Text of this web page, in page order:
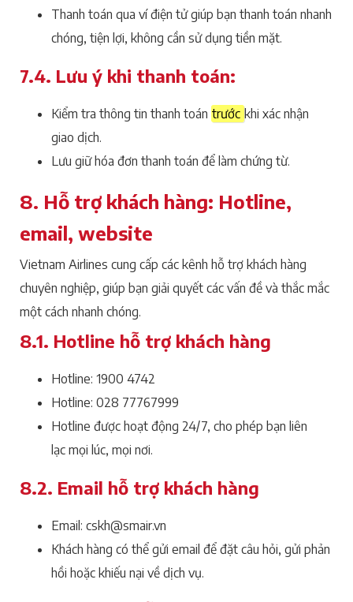
Thanh toán qua ví điện tử giúp bạn thanh toán nhanh
chóng, tiện lợi, không cần sử dụng tiền mặt.
7.4. Lưu ý khi thanh toán:
Kiểm tra thông tin thanh toán trước khi xác nhận
giao dịch.
Lưu giữ hóa đơn thanh toán để làm chứng từ.
8. Hỗ trợ khách hàng: Hotline,
email, website
Vietnam Airlines cung cấp các kênh hỗ trợ khách hàng
chuyên nghiệp, giúp bạn giải quyết các vấn đề và thắc mắc
một cách nhanh chóng.
8.1. Hotline hỗ trợ khách hàng
Hotline: 1900 4742
Hotline: 028 77767999
Hotline được hoạt động 24/7, cho phép bạn liên
lạc mọi lúc, mọi nơi.
8.2. Email hỗ trợ khách hàng
Email: cskh@smair.vn
Khách hàng có thể gửi email để đặt câu hỏi, gửi phản
hồi hoặc khiếu nại về dịch vụ.